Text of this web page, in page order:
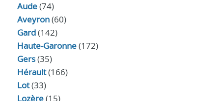
Aude(74)
Aveyron(60)
Gard(142)
Haute-Garonne(172)
Gers(35)
Hérault(166)
Lot(33)
Lozère(15)